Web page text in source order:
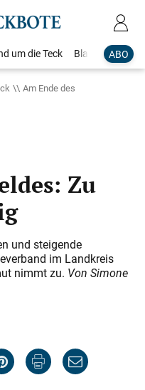
ABO
um die Teck Blaulicht
Am Ende des
Zu
und steigende
im Landkreis
nimmt zu. Von Simone